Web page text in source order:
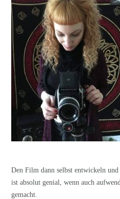
Den Film dann selbst entwickeln
ist absolut genial, wenn auch
gemacht.